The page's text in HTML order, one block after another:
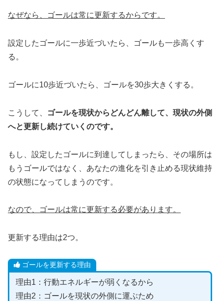
なぜなら、ゴールは常に更新するからです。
設定したゴールに一歩近づいたら、ゴールも一歩高くす
る。
ゴールに10歩近づいたら、ゴールを30歩大きくする。
こうして、
ゴールを現状からどんどん離して、現状の外側
へと更新し続けていくのです。
もし、設定したゴールに到達してしまったら、その場所は
もうゴールではなく、あなたの進化を引き止める現状維持
の状態になってしまうのです。
なので、ゴールは常に更新する必要があります。
更新する理由は2つ。
ゴールを更新する理由
理由1：行動エネルギーが弱くなるから
理由2：ゴールを現状の外側に運ぶため